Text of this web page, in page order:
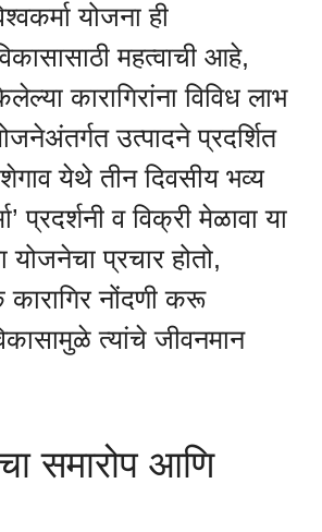
योजना ही
महत्वाची आहे,
कारागिरांना विविध लाभ
उत्पादने प्रदर्शित
येथे तीन दिवसीय भव्य
प्रदर्शनी व विक्री मेळावा या
योजनेचा प्रचार होतो,
नोंदणी करू
त्यांचे जीवनमान
समारोप आणि